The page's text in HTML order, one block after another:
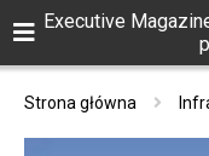
Executive
Strona główna